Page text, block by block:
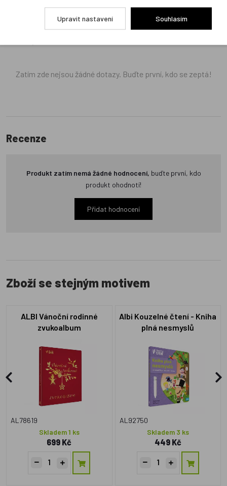
e-shopu Dráček.cz texty zákazníků předem neschvaluje ani
Zatím zde nejsou žádné dotazy. Buďte první, kdo se zeptá!
Recenze
Produkt zatím nemá žádné hodnocení, buďte první, kdo
produkt ohodnotí!
Přidat hodnocení
Zboží se stejným motivem
ALBI Vánoční rodinné
zvukoalbum
AL78619
Skladem 1 ks
699 Kč
Albi Kouzelné čtení - Kniha
plná nesmyslů
AL92750
Skladem 3 ks
449 Kč
Upravit nastavení Souhlasím